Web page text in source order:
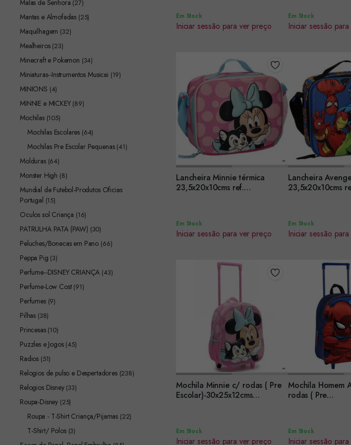
Em Stock
Iniciar sessão para ver preço
Em Stock
Iniciar sessão
Lancheira Minnie térmica
23,5x20x10cms ref.
Encomendar
Em Stock
Iniciar sessão para ver preço
Lancheira
23,5x20x10cms
Encomendar
Em Stock
Iniciar sessão
Mochila Minnie c/ rodas ( Pre
Escolar)-30x25x12cms
Encomendar
Em Stock
Iniciar sessão para ver preço
Mochila Homem
rodas ( Pre
Encomendar
Em Stock
Iniciar sessão
Malas de Senhora (27)
Mantas e Almofadas (25)
Maquilhagem (32)
Mealheiros (23)
Minecraft e Pokemon (34)
Miniaturas--Instrumentos Musicai (19)
MINIONS (4)
MINNIE e MICKEY (89)
Mochilas (105)
Mochilas Escolares (64)
Mochilas Pre Escolar Pequenas (41)
Molduras (64)
Monster High (8)
Mundial de Futebol-Produtos Oficias
Portugal (15)
Oculos sol Criança (16)
PATRULHA PATA (PAW) (30)
Peluches/Bonecas em Pano (66)
Peppa Pig (3)
Perfume--DISNEY CRIANÇA (43)
Perfume-Low Cost (91)
Perfumes (9)
Pilhas (38)
Princesas (10)
Puzzles e Jogos (45)
Radios (51)
Relogios de pulso e Despertadores (238)
Relogios Disney (33)
Roupa-Disney (25)
Roupa - T-Shirt Criança/Pijamas (22)
T-Shirt/ Polos (3)